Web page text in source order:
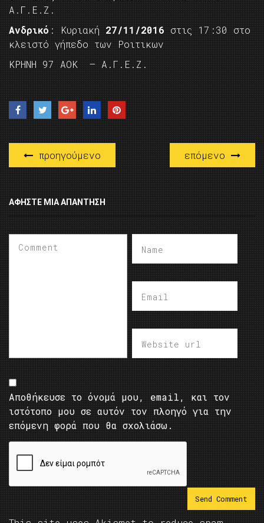
Α.Γ.Ε.Ζ.
Ανδρικό : Κυριακή 27/11/2016 στις 17:30 στο
κλειστό γήπεδο των Ροιτικων
ΚΡΗΝΗ 97 ΑΟΚ – Α.Γ.Ε.Ζ.
προηγούμενο επόμενο
ΑΦΉΣΤΕ ΜΙΑ ΑΠΆΝΤΗΣΗ
Αποθήκευσε το όνομά μου, email, και τον
ιστότοπο μου σε αυτόν τον πλοηγό για την
επόμενη φορά που θα σχολιάσω.